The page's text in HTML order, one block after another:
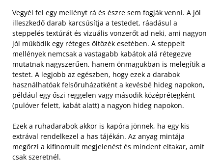
Vegyél fel egy mellényt rá és észre sem fogják venni. A jól
illeszkedő darab karcsúsítja a testedet, ráadásul a
steppelés textúrát és vizuális vonzerőt ad neki, ami nagyon
jól működik egy réteges öltözék esetében. A steppelt
mellények nemcsak a vastagabb kabátok alá rétegezve
mutatnak nagyszerűen, hanem önmagukban is melegítik a
testet. A legjobb az egészben, hogy ezek a darabok
használhatóak felsőruházatként a kevésbé hideg napokon,
például egy őszi reggelen vagy második középrétegként
(pulóver felett, kabát alatt) a nagyon hideg napokon.
Ezek a ruhadarabok akkor is kapóra jönnek, ha egy kis
extrával rendelkezel a has tájékán. Az anyag mintája
megőrzi a kifinomult megjelenést és mindent eltakar, amit
csak szeretnél.